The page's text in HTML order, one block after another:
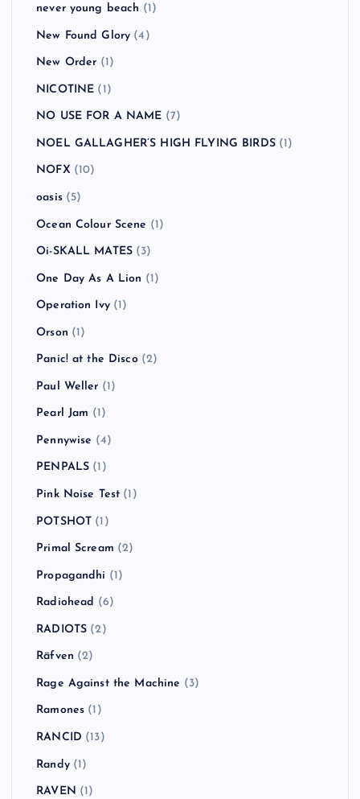
never young beach (1)
New Found Glory (4)
New Order (1)
NICOTINE (1)
NO USE FOR A NAME (7)
NOEL GALLAGHER’S HIGH FLYING BIRDS(1)
NOFX (10)
oasis(5)
Ocean Colour Scene (1)
Oi-SKALL MATES (3)
One Day As A Lion (1)
Operation Ivy(1)
Orson (1)
Panic! at the Disco(2)
Paul Weller (1)
Pearl Jam (1)
Pennywise (4)
PENPALS (1)
Pink Noise Test (1)
POTSHOT (1)
Primal Scream (2)
Propagandhi (1)
Radiohead (6)
RADIOTS (2)
Räfven (2)
Rage Against the Machine (3)
Ramones (1)
RANCID (13)
Randy(1)
RAVEN (1)